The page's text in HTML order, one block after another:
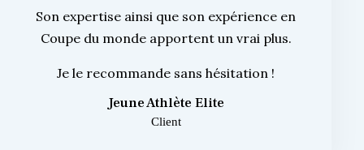
Son expertise ainsi que son expérience en
Coupe du monde apportent un vrai plus.
Je le recommande sans hésitation !
Jeune Athlète Elite
Client